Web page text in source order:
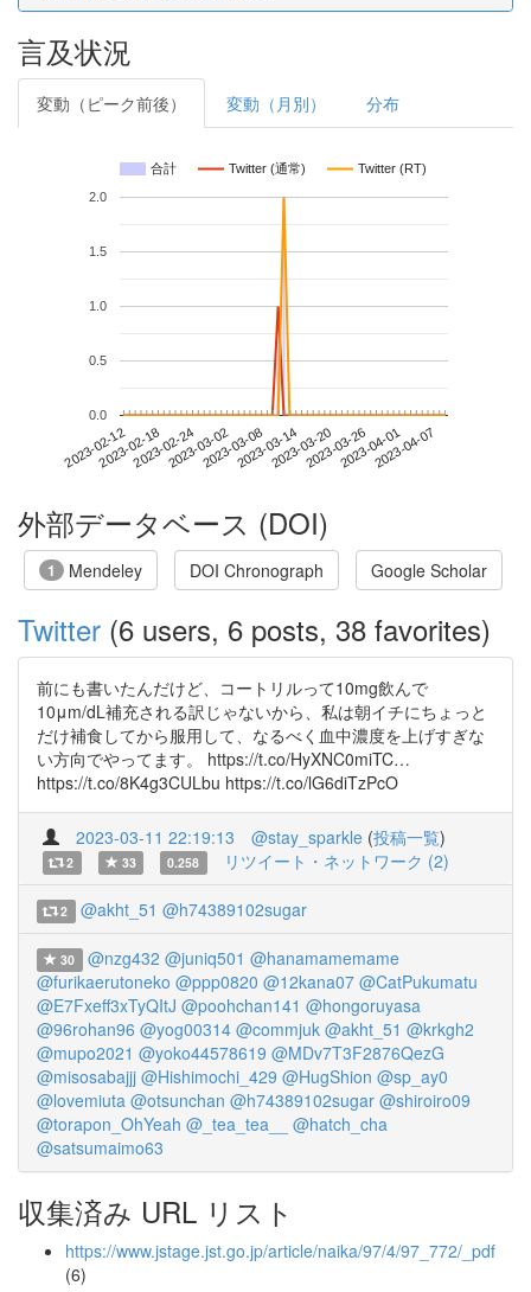
言及状況
変動（ピーク前後） 変動（月別） 分布
合計 Twitter (通常) Twitter (RT)
2023-02-122023-02-182023-02-242023-03-022023-03-082023-03-142023-03-202023-03-262023-04-012023-04-07
0.0
0.5
1.0
1.5
2.0
外部データベース (DOI)
1 Mendeley DOI Chronograph Google Scholar
Twitter (6 users, 6 posts, 38 favorites)
前にも書いたんだけど、コートリルって10mg飲んで
10μm/dL補充される訳じゃないから、私は朝イチにちょっと
だけ補食してから服用して、なるべく血中濃度を上げすぎな
い方向でやってます。 https://t.co/HyXNC0miTC…
https://t.co/8K4g3CULbu https://t.co/lG6diTzPcO
2023-03-11 22:19:13 @stay_sparkle (投稿一覧)
2 33 0.258 リツイート・ネットワーク (2)
2 @akht_51 @h74389102sugar
30 @nzg432 @juniq501 @hanamamemame
@furikaerutoneko @ppp0820 @12kana07 @CatPukumatu
@E7Fxeff3xTyQItJ @poohchan141 @hongoruyasa
@96rohan96 @yog00314 @commjuk @akht_51 @krkgh2
@mupo2021 @yoko44578619 @MDv7T3F2876QezG
@misosabajjj @Hishimochi_429 @HugShion @sp_ay0
@lovemiuta @otsunchan @h74389102sugar @shiroiro09
@torapon_OhYeah @_tea_tea__
@hatch_cha
@satsumaimo63
収集済み URL リスト
https://www.jstage.jst.go.jp/article/naika/97/4/97_772/_pdf
(6)